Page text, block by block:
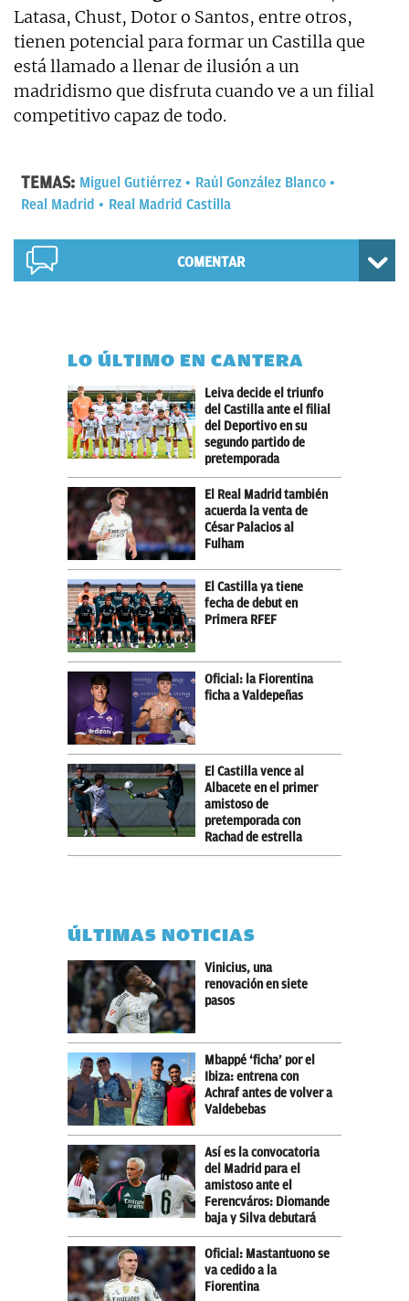
Latasa, Chust, Dotor o Santos, entre otros,
tienen potencial para formar un Castilla que
está llamado a llenar de ilusión a un
madridismo que disfruta cuando ve a un filial
competitivo capaz de todo.
TEMAS: Miguel Gutiérrez
Raúl González Blanco
Real Madrid
Real Madrid Castilla
COMENTAR
LO ÚLTIMO EN CANTERA
Leiva decide el triunfo
del Castilla ante el filial
del Deportivo en su
segundo partido de
pretemporada
El Real Madrid también
acuerda la venta de
César Palacios al
Fulham
El Castilla ya tiene
fecha de debut en
Primera RFEF
Oficial: la Fiorentina
ficha a Valdepeñas
El Castilla vence al
Albacete en el primer
amistoso de
pretemporada con
Rachad de estrella
ÚLTIMAS NOTICIAS
Vinicius, una
renovación en siete
pasos
Mbappé ‘ficha’ por el
Ibiza: entrena con
Achraf antes de volver a
Valdebebas
Así es la convocatoria
del Madrid para el
amistoso ante el
Ferencváros: Diomande
baja y Silva debutará
Oficial: Mastantuono se
va cedido a la
Fiorentina